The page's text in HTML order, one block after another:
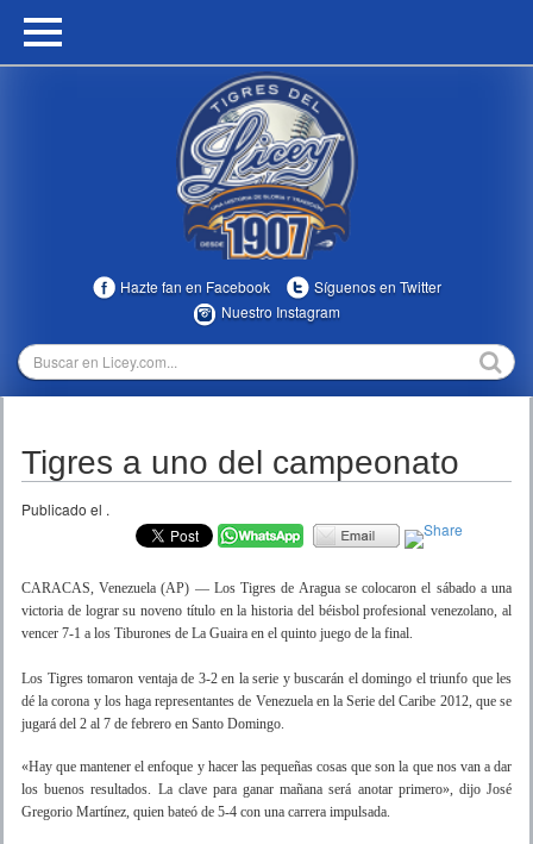
HOME
MULTIMEDIA
TEMPORADAS
Hazte fan en Facebook
Síguenos en Twitter
Nuestro Instagram
Tigres a uno del campeonato
Publicado el .
CARACAS, Venezuela (AP) — Los Tigres de Aragua se colocaron el sábado a una
victoria de lograr su noveno título en la historia del béisbol profesional venezolano, al
vencer 7-1 a los Tiburones de La Guaira en el quinto juego de la final.
Los Tigres tomaron ventaja de 3-2 en la serie y buscarán el domingo el triunfo que les
dé la corona y los haga representantes de Venezuela en la Serie del Caribe 2012, que se
jugará del 2 al 7 de febrero en Santo Domingo.
«Hay que mantener el enfoque y hacer las pequeñas cosas que son la que nos van a dar
los buenos resultados. La clave para ganar mañana será anotar primero», dijo José
Gregorio Martínez, quien bateó de 5-4 con una carrera impulsada.